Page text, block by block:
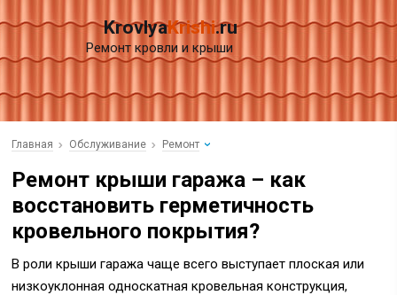
KrovlyaKrishi.ru
Ремонт кровли и крыши
Главная Обслуживание Ремонт
Ремонт крыши гаража – как
восстановить герметичность
кровельного покрытия?
В роли крыши гаража чаще всего выступает плоская или
низкоуклонная односкатная кровельная конструкция,